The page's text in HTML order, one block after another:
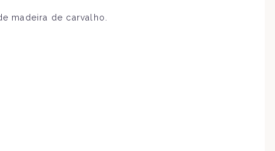
madeira de carvalho.